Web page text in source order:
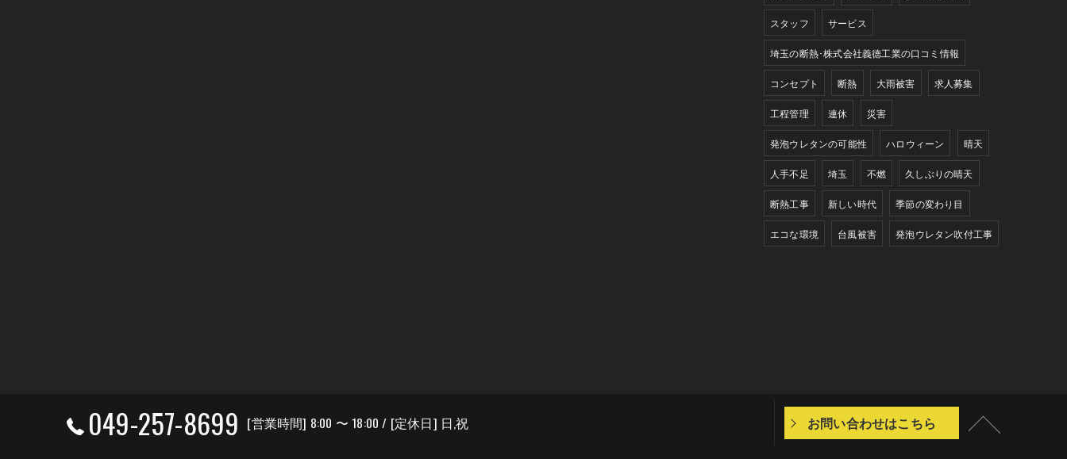
スタッフ サービス
埼玉の断熱･株式会社義德工業の口コミ情報
コンセプト 断熱 大雨被害 求人募集
工程管理 連休 災害
発泡ウレタンの可能性 ハロウィーン 晴天
人手不足 埼玉 不燃 久しぶりの晴天
断熱工事 新しい時代 季節の変わり目
エコな環境 台風被害 発泡ウレタン吹付工事
049-257-8699 [営業時間] 8:00 〜 18:00 / [定休日] 日,祝 お問い合わせはこちら